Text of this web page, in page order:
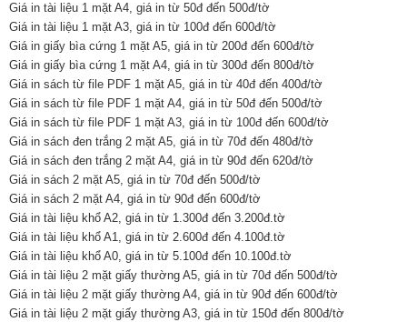
Giá in tài liệu 1 mặt A4, giá in từ 50đ đến 500đ/tờ
Giá in tài liệu 1 mặt A3, giá in từ 100đ đến 600đ/tờ
Giá in giấy bìa cứng 1 mặt A5, giá in từ 200đ đến 600đ/tờ
Giá in giấy bìa cứng 1 mặt A4, giá in từ 300đ đến 800đ/tờ
Giá in sách từ file PDF 1 mặt A5, giá in từ 40đ đến 400đ/tờ
Giá in sách từ file PDF 1 mặt A4, giá in từ 50đ đến 500đ/tờ
Giá in sách từ file PDF 1 mặt A3, giá in từ 100đ đến 600đ/tờ
Giá in sách đen trắng 2 mặt A5, giá in từ 70đ đến 480đ/tờ
Giá in sách đen trắng 2 mặt A4, giá in từ 90đ đến 620đ/tờ
Giá in sách 2 mặt A5, giá in từ 70đ đến 500đ/tờ
Giá in sách 2 mặt A4, giá in từ 90đ đến 600đ/tờ
Giá in tài liệu khổ A2, giá in từ 1.300đ đến 3.200đ.tờ
Giá in tài liệu khổ A1, giá in từ 2.600đ đến 4.100đ.tờ
Giá in tài liệu khổ A0, giá in từ 5.100đ đến 10.100đ.tờ
Giá in tài liệu 2 mặt giấy thường A5, giá in từ 70đ đến 500đ/tờ
Giá in tài liệu 2 mặt giấy thường A4, giá in từ 90đ đến 600đ/tờ
Giá in tài liệu 2 mặt giấy thường A3, giá in từ 150đ đến 800đ/tờ